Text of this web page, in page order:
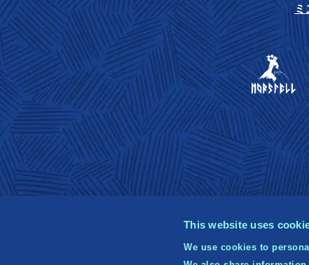
This website uses
We use cookies to
ミ